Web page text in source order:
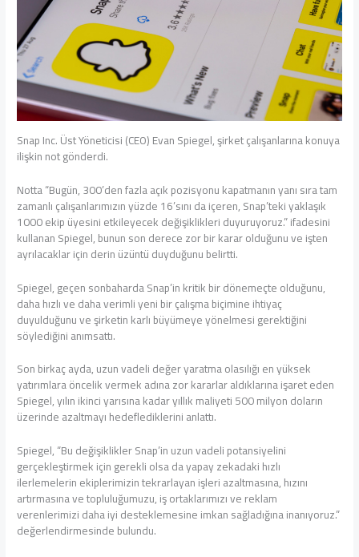
Snap Inc. Üst Yöneticisi (CEO) Evan Spiegel, şirket çalışanlarına konuya
ilişkin not gönderdi.
Notta “Bugün, 300’den fazla açık pozisyonu kapatmanın yanı sıra tam
zamanlı çalışanlarımızın yüzde 16’sını da içeren, Snap’teki yaklaşık
1000 ekip üyesini etkileyecek değişiklikleri duyuruyoruz.” ifadesini
kullanan Spiegel, bunun son derece zor bir karar olduğunu ve işten
ayrılacaklar için derin üzüntü duyduğunu belirtti.
Spiegel, geçen sonbaharda Snap’in kritik bir dönemeçte olduğunu,
daha hızlı ve daha verimli yeni bir çalışma biçimine ihtiyaç
duyulduğunu ve şirketin karlı büyümeye yönelmesi gerektiğini
söylediğini anımsattı.
Son birkaç ayda, uzun vadeli değer yaratma olasılığı en yüksek
yatırımlara öncelik vermek adına zor kararlar aldıklarına işaret eden
Spiegel, yılın ikinci yarısına kadar yıllık maliyeti 500 milyon doların
üzerinde azaltmayı hedeflediklerini anlattı.
Spiegel, “Bu değişiklikler Snap’in uzun vadeli potansiyelini
gerçekleştirmek için gerekli olsa da yapay zekadaki hızlı
ilerlemelerin ekiplerimizin tekrarlayan işleri azaltmasına, hızını
artırmasına ve topluluğumuzu, iş ortaklarımızı ve reklam
verenlerimizi daha iyi desteklemesine imkan sağladığına inanıyoruz.”
değerlendirmesinde bulundu.